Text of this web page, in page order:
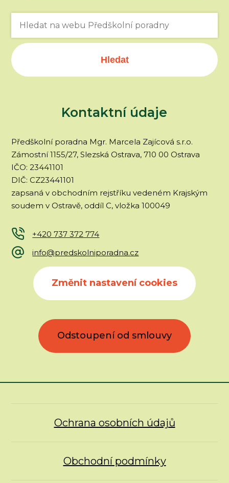
Hledat
Kontaktní údaje
Předškolní poradna Mgr. Marcela Zajícová s.r.o.
Zámostní 1155/27, Slezská Ostrava, 710 00 Ostrava
IČO: 23441101
DIČ: CZ23441101
zapsaná v obchodním rejstříku vedeném Krajským
soudem v Ostravě, oddíl C, vložka 100049
+420 737 372 774
info@predskolniporadna.cz
Změnit nastavení cookies
Odstoupení od smlouvy
Ochrana osobních údajů
Obchodní podmínky